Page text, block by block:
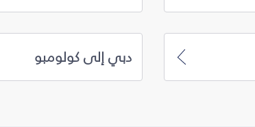
دبي إلى كولومبو